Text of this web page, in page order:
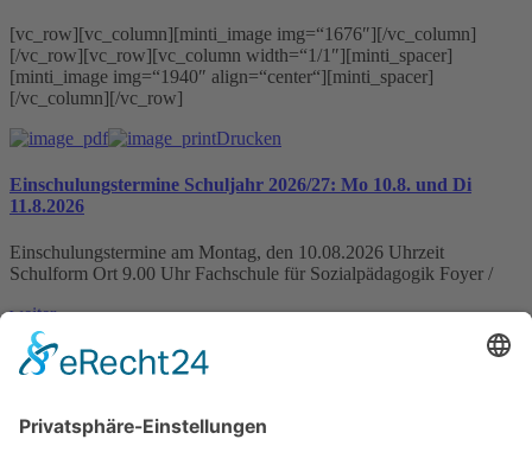
[vc_row][vc_column][minti_image img=“1676″][/vc_column]
[/vc_row][vc_row][vc_column width=“1/1″][minti_spacer]
[minti_image img=“1940″ align=“center“][minti_spacer]
[/vc_column][/vc_row]
Drucken
Einschulungstermine Schuljahr 2026/27: Mo 10.8. und Di
11.8.2026
Einschulungstermine am Montag, den 10.08.2026 Uhrzeit
Schulform Ort 9.00 Uhr Fachschule für Sozialpädagogik Foyer /
weiter »
IHK-News: Florist-Azubis zeigen blühende Kreativität bei
Wiesbaden, 19. Juni 2026 – Acht Florist-Azubis haben in der